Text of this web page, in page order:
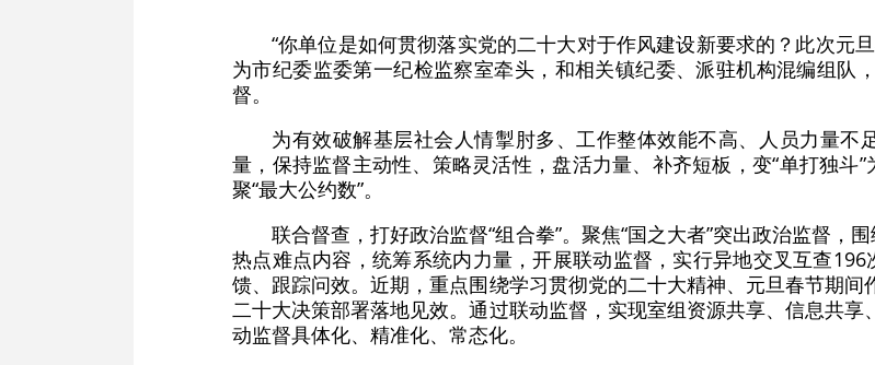
“你单位是如何贯彻落实党的二十大对于作风建设新要求的？此次元
为市纪委监委第一纪检监察室牵头，和相关镇纪委、派驻机构混编组队
督。
为有效破解基层社会人情掣肘多、工作整体效能不高、人员力量不
量，保持监督主动性、策略灵活性，盘活力量、补齐短板，变“单打独斗
聚“最大公约数”。
联合督查，打好政治监督“组合拳”。聚焦“国之大者”突出政治监督，
热点难点内容，统筹系统内力量，开展联动监督，实行异地交叉互查
馈、跟踪问效。近期，重点围绕学习贯彻党的二十大精神、元旦春节期
二十大决策部署落地见效。通过联动监督，实现室组资源共享、信息共
动监督具体化、精准化、常态化。